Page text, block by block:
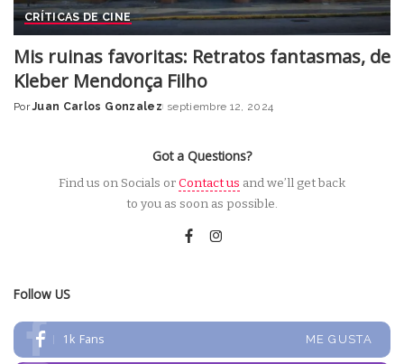
CRÍTICAS DE CINE
Mis ruinas favoritas: Retratos fantasmas, de
Kleber Mendonça Filho
Posted
Por Juan Carlos Gonzalez septiembre 12, 2024
Got a Questions?
Find us on Socials orContact us and we’ll get back
to you as soon as possible.
Follow US
1k Fans ME GUSTA